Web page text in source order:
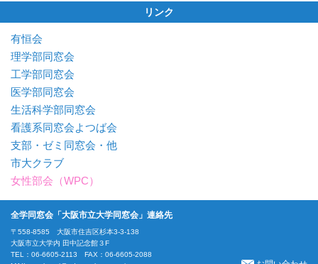
リンク
有恒会
理学部同窓会
工学部同窓会
医学部同窓会
生活科学部同窓会
看護系同窓会よつば会
支部・ゼミ同窓会・他
市大クラブ
女性部会（WPC）
全学同窓会「大阪市立大学同窓会」連絡先
〒558-8585 大阪市住吉区杉本3-3-138
大阪市立大学内 田中記念館３F
TEL：06-6605-2113 FAX：06-6605-2088